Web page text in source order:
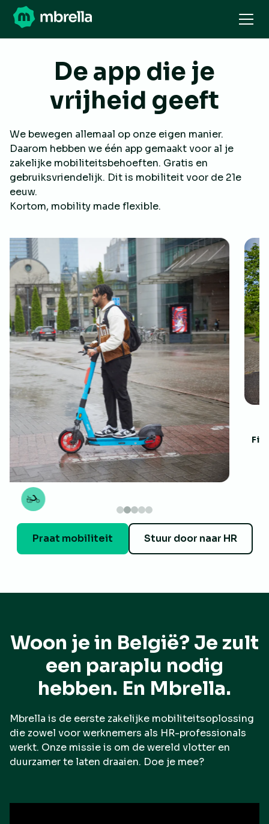
De app die je
vrijheid geeft
We bewegen allemaal op onze eigen manier.
Daarom hebben we één app gemaakt voor al je
zakelijke mobiliteitsbehoeften. Gratis en
gebruiksvriendelijk. Dit is mobiliteit voor de 21e
eeuw.
Kortom, mobility made flexible.
Fietsvergoeding
Ingediend
7,20 EURO
Praat mobiliteit Stuur door naar HR
Woon je in België? Je zult
een paraplu nodig
hebben. En Mbrella.
Mbrella is de eerste zakelijke mobiliteitsoplossing
die zowel voor werknemers als HR-professionals
werkt. Onze missie is om de wereld vlotter en
duurzamer te laten draaien. Doe je mee?